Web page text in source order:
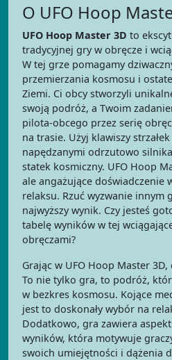
O UFO Hoop
UFO Hoop Master 3D to
tradycyjnej gry w obręcze i
W tej grze pomagamy
przemierzania kosmosu i
Ziemi. Ci obcy stworzyli
swoją podróż, a Twoim
pilota-obcego przez serię
na trasie. Użyj klawiszy
napędzanymi odrzutowo
statek kosmiczny. UFO Hoop
ale angażujące doświadczenie
relaksu. Rzuć wyzwanie innym
najwyższy wynik. Czy jesteś
tabelę wyników w tej
obręczami?
Grając w UFO Hoop Master
To nie tylko gra, to podróż,
w bezkres kosmosu. Kojące
jest to doskonały wybór na
Dodatkowo, gra zawiera
wyników, która motywuje
swoich umiejętności i dążenia